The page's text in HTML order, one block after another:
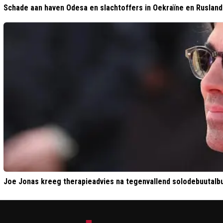
Schade aan haven Odesa en slachtoffers in Oekraïne en Rusland
Joe Jonas kreeg therapieadvies na tegenvallend